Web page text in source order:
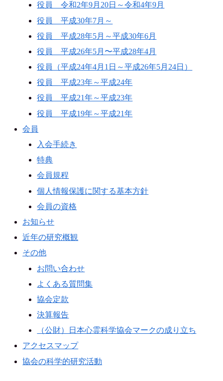
役員 令和2年9月20日～令和4年9月
役員 平成30年7月～
役員 平成28年5月～平成30年6月
役員 平成26年5月〜平成28年4月
役員（平成24年4月1日～平成26年5月24日）
役員 平成23年～平成24年
役員 平成21年～平成23年
役員 平成19年～平成21年
会員
入会手続き
特典
会員規程
個人情報保護に関する基本方針
会員の資格
お知らせ
近年の研究概観
その他
お問い合わせ
よくある質問集
協会定款
決算報告
（公財）日本心霊科学協会マークの成り立ち
アクセスマップ
協会の科学的研究活動